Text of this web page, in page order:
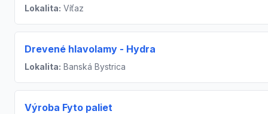
Lokalita: Víťaz
Drevené hlavolamy - Hydra
Lokalita: Banská Bystrica
Výroba Fyto paliet